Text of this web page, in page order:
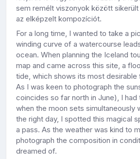
sem remélt viszonyok között
az elképzelt kompozíciót.
For a long time, I wanted to take a
winding curve of a watercourse
ocean. When planning the Iceland
map and came across this site, a
tide, which shows its most
As I was keen to photograph the
coincides so far north in June), I
when the moon sets simultaneously
the right day, I spotted this magical
a pass. As the weather was kind to
photograph the composition in
dreamed of.